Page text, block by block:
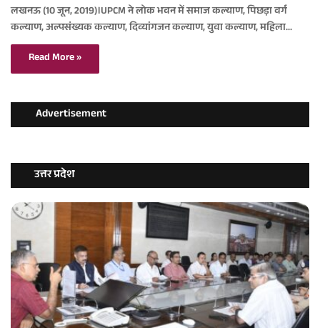
लखनऊ (10 जून, 2019)।UPCM ने लोक भवन में समाज कल्याण, पिछड़ा वर्ग
कल्याण, अल्पसंख्यक कल्याण, दिव्यांगजन कल्याण, युवा कल्याण, महिला…
Read More »
Advertisement
उत्तर प्रदेश